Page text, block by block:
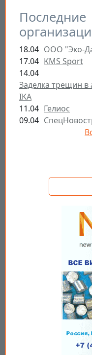
Последние
18.04 ООО "Эко-
17.04 KMS Sport
14.04
Заделка трещин в
IKA
11.04 Гелиос
09.04